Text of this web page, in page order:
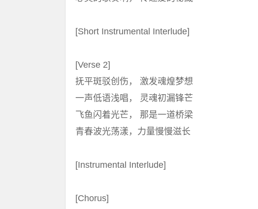
[Short Instrumental Interlude]
[Verse 2]
抚平斑驳创伤， 激发魂煌梦想
一声低语浅唱， 灵魂初漏锋芒
飞鱼闪着光芒， 那是一道桥梁
青春波光荡漾，力量慢慢滋长
[Instrumental Interlude]
[Chorus]